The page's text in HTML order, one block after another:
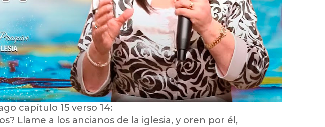
capítulo 15 verso 14:
Llame a los ancianos de la iglesia, y oren por él,